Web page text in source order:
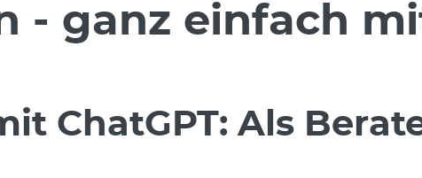
- ganz einfach
ChatGPT: Als